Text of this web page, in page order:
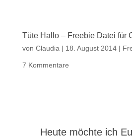
Tüte Hallo – Freebie Datei für
von Claudia | 18. August 2014|
7 Kommentare
Heute möchte ich